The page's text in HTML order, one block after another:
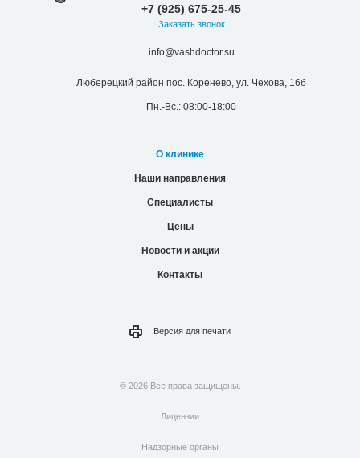
+7 (925) 675-25-45
Заказать звонок
info@vashdoctor.su
Люберецкий район пос. Коренево, ул. Чехова, 16б
Пн.-Вс.: 08:00-18:00
О клинике
Наши направления
Специалисты
Цены
Новости и акции
Контакты
Версия для печати
© 2026 Все права защищены.
Лицензии
Надзорные органы